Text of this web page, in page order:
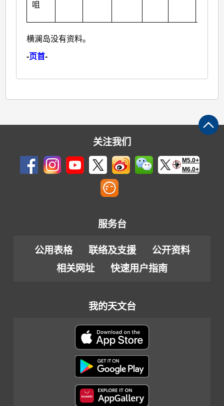
咀
横澜岛没有资料。
-页首-
关注我们
M5.0+
M6.0+
服务台
公用表格 联络及支援
公开资料
相关网址
快速用户指南
我的天文台